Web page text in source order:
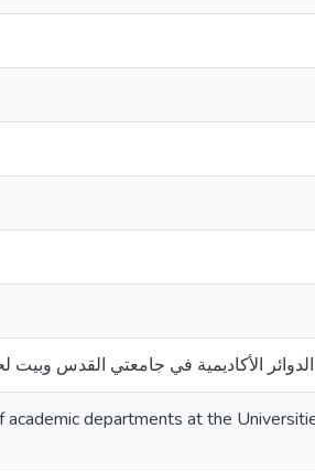
الدوائر الأكاديمية في جامعتي القدس
departments at the